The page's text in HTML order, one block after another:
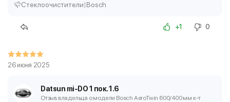
Стеклоочистители|Bosch
+1 0
26 июня 2025
Datsun mi-DO 1 пок. 1.6
Отзыв владельца о модели Bosch AeroTwin 600/400 мм к-т